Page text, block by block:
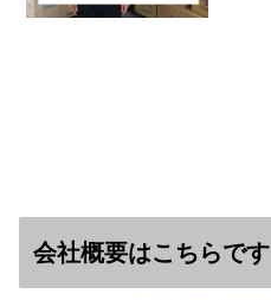
会社概要はこちらです